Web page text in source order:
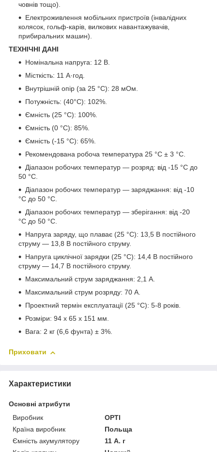
човнів тощо).
Електроживлення мобільних пристроїв (інвалідних
колясок, гольф-карів, вилкових навантажувачів,
прибиральних машин).
ТЕХНІЧНІ ДАНІ
Номінальна напруга: 12 В.
Місткість: 11 А·год.
Внутрішній опір (за 25 °C): 28 мОм.
Потужність: (40°C): 102%.
Ємність (25 °C): 100%.
Ємність (0 °C): 85%.
Ємність (-15 °C): 65%.
Рекомендована робоча температура 25 °C ± 3 °C.
Діапазон робочих температур — розряд: від -15 °C до
50 °C.
Діапазон робочих температур — заряджання: від -10
°C до 50 °C.
Діапазон робочих температур — зберігання: від -20
°C до 50 °C.
Напруга заряду, що плаває (25 °C): 13,5 В постійного
струму — 13,8 В постійного струму.
Напруга циклічної зарядки (25 °C): 14,4 В постійного
струму — 14,7 В постійного струму.
Максимальний струм заряджання: 2,1 А.
Максимальний струм розряду: 70 А.
Проектний термін експлуатації (25 °C): 5-8 років.
Розміри: 94 х 65 х 151 мм.
Вага: 2 кг (6,6 фунта) ± 3%.
Приховати
Характеристики
Основні атрибути
Виробник
OPTI
Країна виробник
Польща
Ємність акумулятору
11 А. г